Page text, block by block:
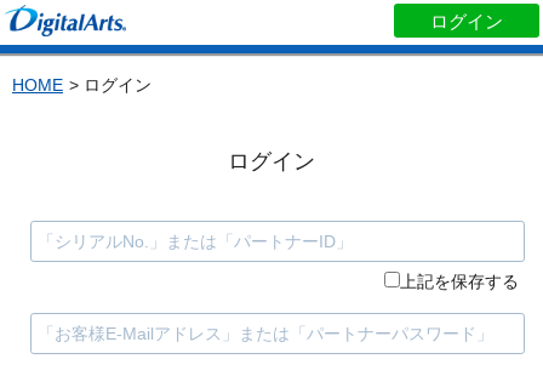
ログイン
HOME > ログイン
ログイン
上記を保存する